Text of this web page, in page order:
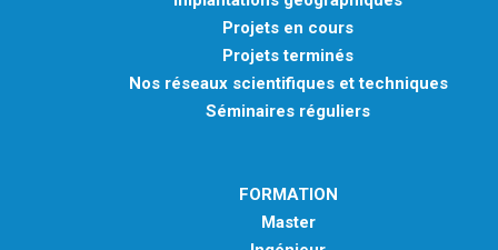
Projets en cours
Projets terminés
Nos réseaux scientifiques et techniques
Séminaires réguliers
FORMATION
Master